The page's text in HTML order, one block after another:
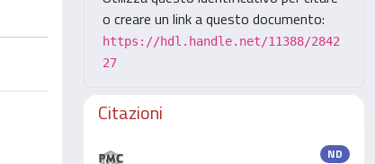
o creare un link a questo documento:
https://hdl.handle.net/11388/2842
27
Citazioni
ND